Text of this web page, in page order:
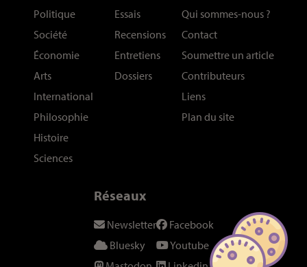
Politique
Société
Économie
Arts
International
Philosophie
Histoire
Sciences
Essais
Recensions
Entretiens
Dossiers
Qui sommes-nous ?
Contact
Soumettre un article
Contributeurs
Liens
Plan du site
Réseaux
Newsletter
Bluesky
Facebook
Youtube